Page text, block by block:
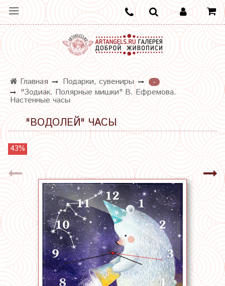
Главная Подарки, сувениры
-
"Зодиак. Полярные мишки" В. Ефремова.
Настенные часы
"ВОДОЛЕЙ" ЧАСЫ
43%